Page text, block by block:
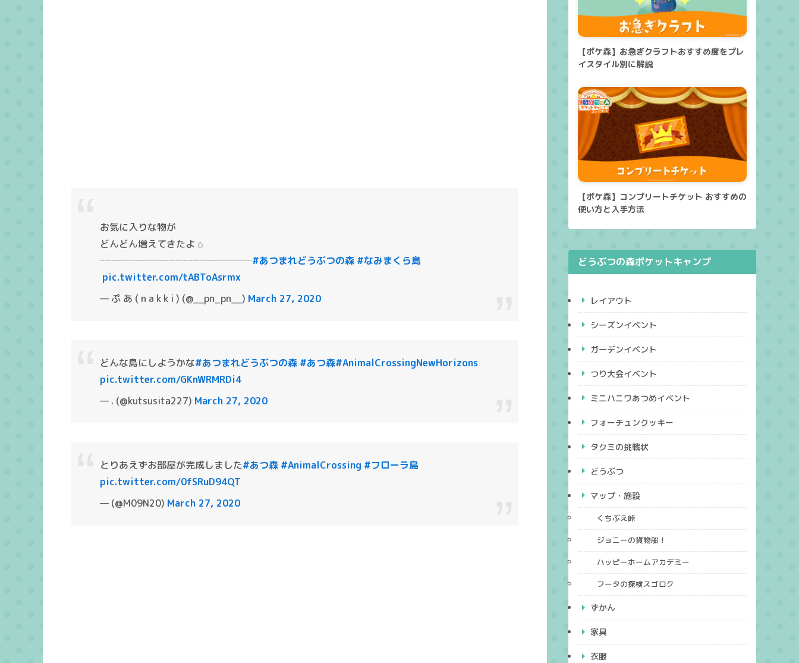
お気に入りな物が
どんどん増えてきたよ ⌂
┈┈┈┈┈┈┈┈┈┈┈┈┈┈┈┈#あつまれどうぶつの森 #なみまくら島
pic.twitter.com/tABToAsrmx
— ぷ あ ( n a k k i ) (@__pn_pn__) March 27, 2020
どんな島にしようかな#あつまれどうぶつの森 #あつ森#AnimalCrossingNewHorizons
pic.twitter.com/GKnWRMRDi4
— . (@kutsusita227) March 27, 2020
とりあえずお部屋が完成しました#あつ森 #AnimalCrossing #フローラ島
pic.twitter.com/0fSRuD94QT
— (@M09N20) March 27, 2020
【ポケ森】お急ぎクラフトおすすめ度をプレ
イスタイル別に解説
【ポケ森】コンプリートチケット おすすめの
使い方と入手方法
どうぶつの森ポケットキャンプ
レイアウト
シーズンイベント
ガーデンイベント
つり大会イベント
ミニハニワあつめイベント
フォーチュンクッキー
タクミの挑戦状
どうぶつ
マップ・施設
くちぶえ峠
ジョニーの貨物船！
ハッピーホームアカデミー
フータの探検スゴロク
ずかん
家具
衣服